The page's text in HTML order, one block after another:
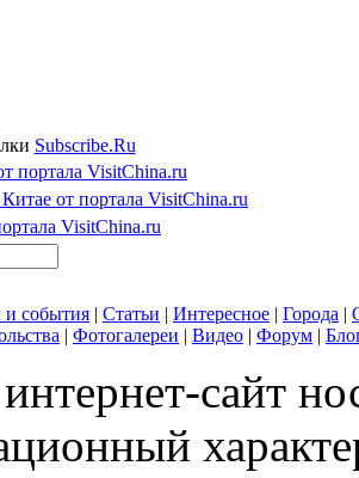
Subscribe.Ru
портала VisitChina.ru
от портала VisitChina.ru
VisitChina.ru
и события | Статьи | Интересное | Города |
| Фотогалереи | Видео | Форум |
сайт